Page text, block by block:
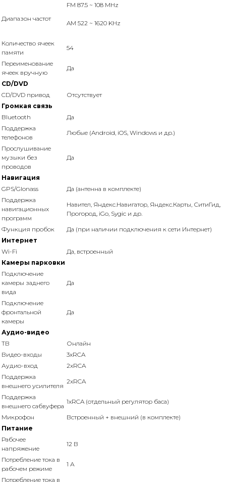
Диапазон частот
FM 87.5 ~ 108 MHz
AM 522 ~ 1620 KHz
Количество ячеек
памяти
54
Переименование
ячеек вручную
Да
CD/DVD
CD/DVD привод
Отсутствует
Громкая связь
Bluetooth
Да
Поддержка
телефонов
Любые (Android, iOS, Windows и др.)
Прослушивание
музыки без
проводов
Да
Навигация
GPS/Glonass
Да (антенна в комплекте)
Поддержка
навигационных
программ
Навител, Яндекс.Навигатор, Яндекс.Карты, СитиГид,
Прогород, iGo, Sygic и др.
Функция пробок
Да (при наличии подключения к сети Интернет)
Интернет
Wi-Fi
Да, встроенный
Камеры парковки
Подключение
камеры заднего
вида
Да
Подключение
фронтальной
камеры
Да
Аудио-видео
ТВ
Онлайн
Видео-входы
3xRCA
Аудио-вход
2xRCA
Поддержка
внешнего усилителя
2xRCA
Поддержка
внешнего сабвуфера
1xRCA (отдельный регулятор баса)
Микрофон
Встроенный + внешний (в комплекте)
Питание
Рабочее
напряжение
12 В
Потребление тока в
рабочем режиме
1 А
Потребление тока в